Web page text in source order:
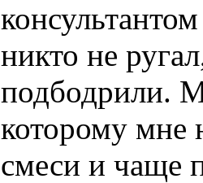
никто не
подбодрили.
которому мне
смеси и чаще